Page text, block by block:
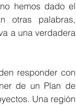
hemos dado el
otras palabras,
a una verdadera
responder con
de un Plan de
Una región